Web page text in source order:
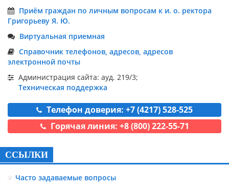
Приём граждан по личным вопросам к и. о. ректора
Григорьеву Я. Ю.
Виртуальная приемная
Справочник телефонов, адресов, адресов
электронной почты
Администрация сайта: ауд. 219/3;
Техническая поддержка
Телефон доверия: +7 (4217) 528-525
Горячая линия: +8 (800) 222-55-71
ССЫЛКИ
Часто задаваемые вопросы